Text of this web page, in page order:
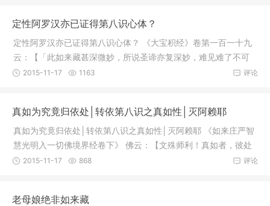
定性阿罗汉亦已证得第八识心体？
定性阿罗汉亦已证得第八识心体？ 《大宝积经》卷第一百一十九
云：【「此如来藏甚深微妙，所说圣谛亦复深妙，难见难了不可
分别，
评论
2015-11-17 1163
真如为究竟归依处│转依第八识之真如性│灭阿赖耶
真如为究竟归依处│转依第八识之真如性│灭阿赖耶 《如来庄严智
慧光明入一切佛境界经卷下》 佛云：【文殊师利！真如者，彼处
非有
评论
2015-11-17 868
老母娘绝非如来藏